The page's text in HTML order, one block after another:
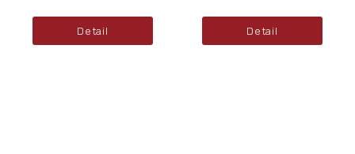
Detail Detail